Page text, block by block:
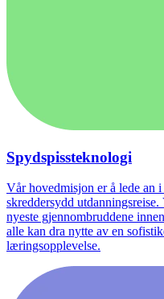
Spydspissteknologi
Vår hovedmisjon er å lede an
skreddersydd
nyeste gjennombruddene
alle kan dra nytte av en
læringsopplevelse.